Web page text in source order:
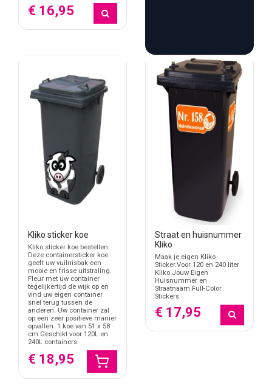
€ 16,95
Kliko sticker koe
Kliko sticker koe bestellen
Deze containersticker koe
geeft uw vuilnisbak een
mooie en frisse uitstraling.
Fleur met uw container
tegelijkertijd de wijk op en
vind uw eigen container
snel terug tussen de
anderen. Uw container zal
op een zeer positieve manier
opvallen. 1 koe van 51 x 58
cm Geschikt voor 120L en
240L containers
€ 18,95
Straat en huisnummer
Kliko
Maak je eigen Kliko
Sticker.Voor 120 en 240 liter
Kliko.Jouw Eigen
Huisnummer en
Straatnaam.Full-Color
Stickers
€ 17,95